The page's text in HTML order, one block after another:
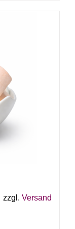
zzgl. Versand